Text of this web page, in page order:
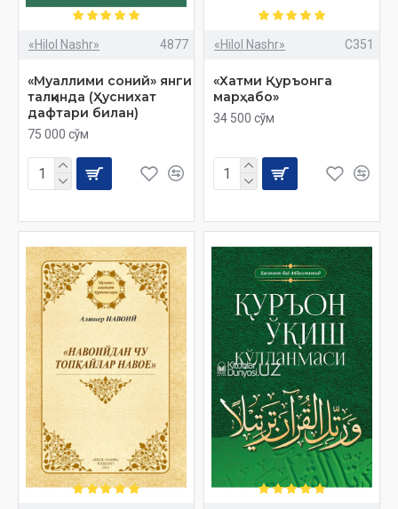
«Hilol Nashr» 4877
«Муаллими соний» янги
талқинда (Ҳуcнихат
дафтари билан)
75 000 сўм
«Hilol Nashr» C351
«Хатми Қуръонга
марҳабо»
34 500 сўм